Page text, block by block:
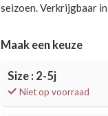
seizoen. Verkrijgbaar
Maak een keuze
Size : 2-5j
Niet op voorraad